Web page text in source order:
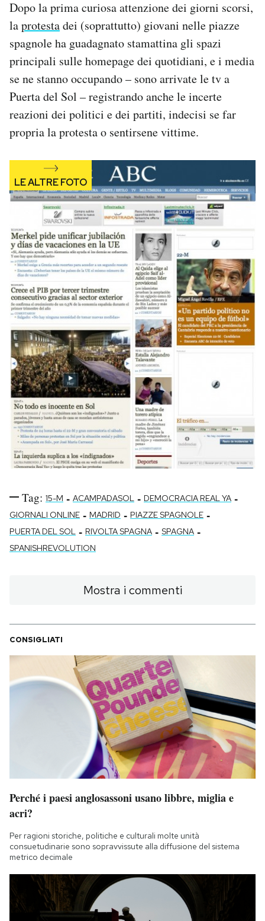
CALENDARIO
AREA PERSONALE
Area Personale
Newsletter
Notifiche mobile
Hai bisogno di aiuto?
Esci
Dopo la prima curiosa attenzione dei giorni scorsi,
laprotestadei (soprattutto) giovani nelle piazze
spagnole ha guadagnato stamattina gli spazi
principali sulle homepage dei quotidiani, e i media
se ne stanno occupando – sono arrivate le tv a
Puerta del Sol – registrando anche le incerte
reazioni dei politici e dei partiti, indecisi se far
propria la protesta o sentirsene vittime.
Tag: 15-M - ACAMPADASOL - DEMOCRACIA REAL YA -
GIORNALI ONLINE - MADRID - PIAZZE SPAGNOLE -
PUERTA DEL SOL - RIVOLTA SPAGNA - SPAGNA -
SPANISHREVOLUTION
Mostra i commenti
CONSIGLIATI
Perché i paesi anglosassoni usano libbre, miglia e
acri?
Per ragioni storiche, politiche e culturali molte unità
consuetudinarie sono sopravvissute alla diffusione del sistema
metrico decimale